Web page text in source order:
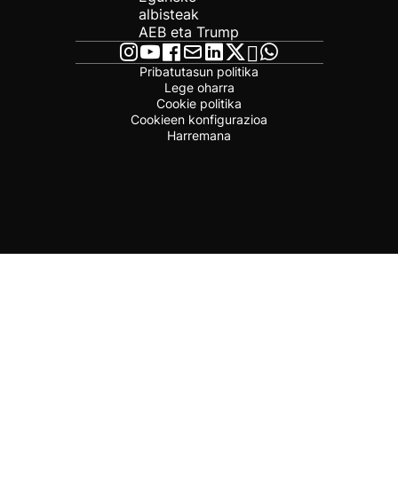
albisteak
AEB eta Trump
Pribatutasun politika
Lege oharra
Cookie politika
Cookieen konfigurazioa
Harremana